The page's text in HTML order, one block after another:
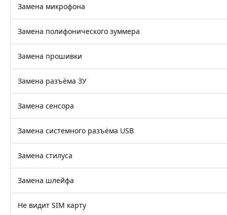
Замена микрофона
Замена полифонического зуммера
Замена прошивки
Замена разъёма ЗУ
Замена сенсора
Замена системного разъёма USB
Замена стилуса
Замена шлейфа
Не видит SIM карту